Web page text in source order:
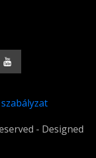
- Designed